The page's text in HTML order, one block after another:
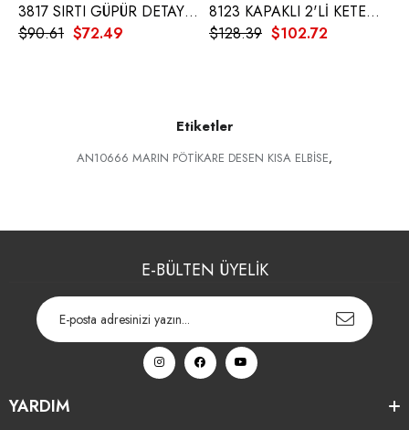
3817 SIRTI GÜPÜR DETAY KETEN GÖMLEK
$72.49
$90.61
8123 KAPAKLI 2'Lİ KETEN ELBİSE
$102.72
$128.39
Etiketler
AN10666 MARIN PÖTİKARE DESEN KISA ELBİSE,
YARDIM
E-BÜLTEN ÜYELİK